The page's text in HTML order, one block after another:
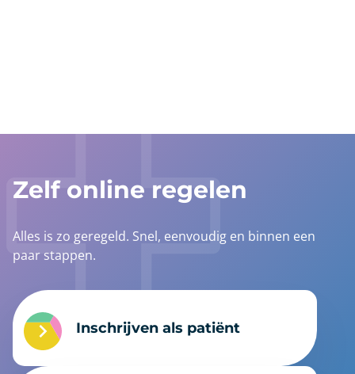
Zelf online regelen
Alles is zo geregeld. Snel, eenvoudig en binnen een
paar stappen.
Inschrijven als patiënt